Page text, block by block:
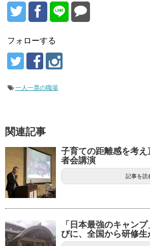
フォローする
一人一票の職場
関連記事
子育ての距離感を考
者会講演
記事を読
「日本最強のキャン
びに、全国から研修生